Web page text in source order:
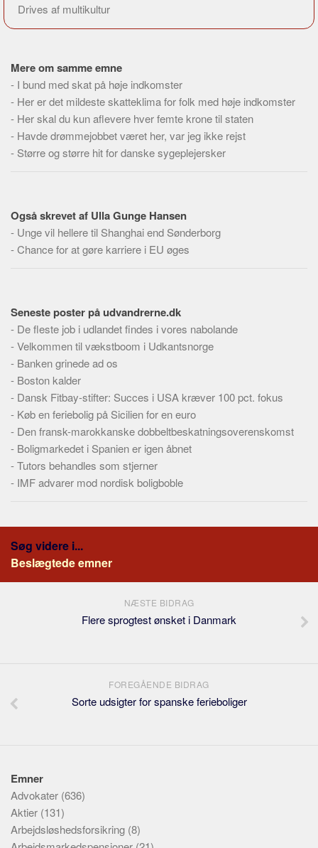
Drives af multikultur
Mere om samme emne
- I bund med skat på høje indkomster
- Her er det mildeste skatteklima for folk med høje indkomster
- Her skal du kun aflevere hver femte krone til staten
- Havde drømmejobbet været her, var jeg ikke rejst
- Større og større hit for danske sygeplejersker
Også skrevet af Ulla Gunge Hansen
- Unge vil hellere til Shanghai end Sønderborg
-Chance for at gøre karriere i EU øges
Seneste poster på udvandrerne.dk
- De fleste job i udlandet findes i vores nabolande
-Velkommen til vækstboom i Udkantsnorge
- Banken grinede ad os
- Boston kalder
- Dansk Fitbay-stifter: Succes i USA kræver 100 pct. fokus
- Køb en feriebolig på Sicilien for en euro
- Den fransk-marokkanske dobbeltbeskatningsoverenskomst
- Boligmarkedet i Spanien er igen åbnet
-Tutors behandles som stjerner
- IMF advarer mod nordisk boligboble
Søg videre i...
Beslægtede emner
NÆSTE BIDRAG
Flere sprogtest ønsket i Danmark
FOREGÅENDE BIDRAG
Sorte udsigter for spanske ferieboliger
Emner
Advokater (636)
Aktier (131)
Arbejdsløshedsforsikring (8)